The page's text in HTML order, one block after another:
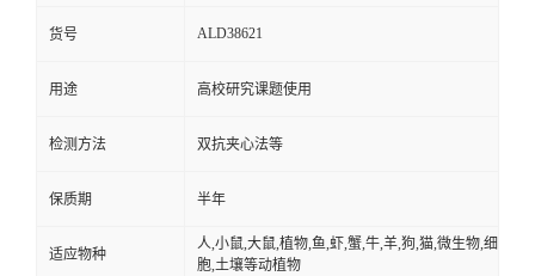
货号 ALD38621
用途 高校研究课题使用
检测方法 双抗夹心法等
保质期 半年
适应物种
人,小鼠,大鼠,植物,鱼,虾,蟹,牛,羊,狗,猫,微生物,细
胞,土壤等动植物